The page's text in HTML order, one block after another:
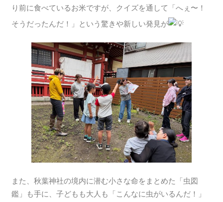
り前に食べているお米ですが、クイズを通して「へぇ〜！
そうだったんだ！」という驚きや新しい発見が
また、秋葉神社の境内に潜む小さな命をまとめた「虫図
鑑」も手に、子どもも大人も「こんなに虫がいるんだ！」